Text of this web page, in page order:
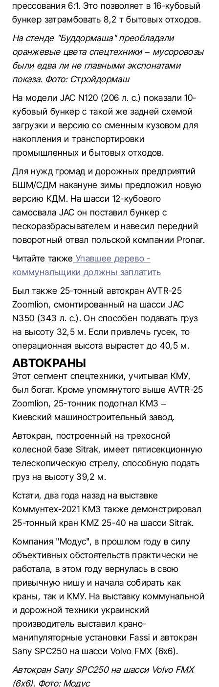
прессования 6:1. Это позволяет в 16-кубовый
бункер затрамбовать 8,2 т бытовых отходов.
На стенде "Буддормаша" преобладали
оранжевые цвета спецтехники – мусоровозы
были едва ли не главными экспонатами
показа. Фото: Стройдормаш
На модели JAC N120 (206 л. с.) показали 10-
кубовый бункер с такой же задней схемой
загрузки и версию со сменным кузовом для
накопления и транспортировки
промышленных и бытовых отходов.
Для нужд громад и дорожных предприятий
БШМ/СДМ накануне зимы предложил новую
версию КДМ. На шасси 12-кубового
самосвала JAC он поставил бункер с
пескоразбрасывателем и навесил передний
поворотный отвал польской компании Pronar.
Читайте также Упавшее дерево -
коммунальщики должны заплатить
Был также 25-тонный автокран AVTR-25
Zoomlion, смонтированный на шасси JAC
N350 (343 л. с.). Он способен подавать груз
на высоту 32,5 м. Если привлечь гусек, то
операционная высота вырастет до 40,5 м.
АВТОКРАНЫ
Этот сегмент спецтехники, учитывая КМУ,
был богат. Кроме упомянутого выше AVTR-25
Zoomlion, 25-тонник подогнал КМЗ –
Киевский машиностроительный завод.
Автокран, построенный на трехосной
колесной базе Sitrak, имеет пятисекционную
телескопическую стрелу, способную подать
груз на высоту 39,2 м.
Кстати, два года назад на выставке
Коммунтех-2021 КМЗ также демонстрировал
25-тонный кран KMZ 25-40 на шасси Sitrak.
Компания "Модус", в прошлом году в силу
объективных обстоятельств практически не
работала, в этом году вернулась в свою
привычную нишу и начала собирать как
краны, так и КМУ. На выставку коммунальной
и дорожной техники украинский
производитель выставил крано-
манипуляторные установки Fassi и автокран
Sany SPC250 на шасси Volvo FMX (6х6).
Автокран Sany SPC250 на шасси Volvo FMX
(6х6). Фото: Модус